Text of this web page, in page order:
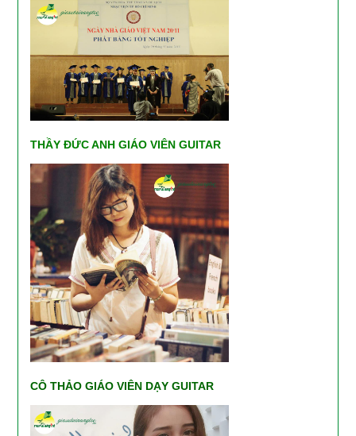
THẦY ĐỨC ANH GIÁO VIÊN GUITAR
CÔ THẢO GIÁO VIÊN DẠY GUITAR